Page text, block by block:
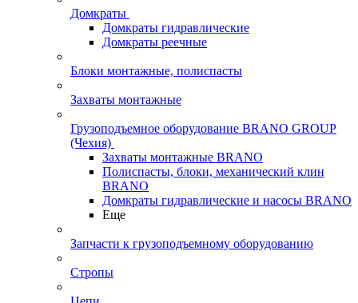
Домкраты
Домкраты гидравлические
Домкраты реечные
Блоки монтажные, полиспасты
Захваты монтажные
Грузоподъемное оборудование BRANO GROUP
(Чехия)
Захваты монтажные BRANO
Полиспасты, блоки, механический клин
BRANO
Домкраты гидравлические и насосы BRANO
Еще
Запчасти к грузоподъемному оборудованию
Стропы